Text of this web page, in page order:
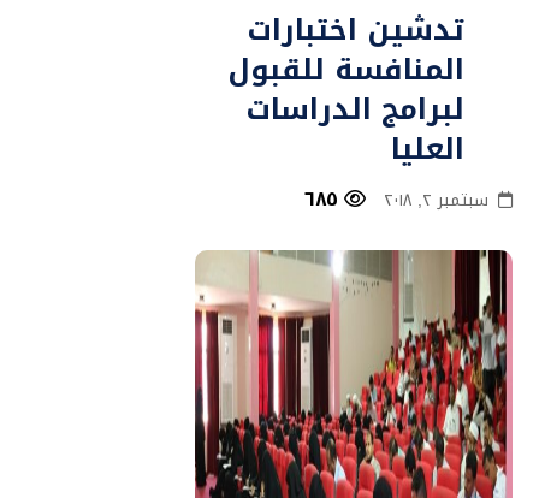
تدشين اختبارات
المنافسة للقبول
لبرامج الدراسات
العليا
سبتمبر ٢, ٢٠١٨